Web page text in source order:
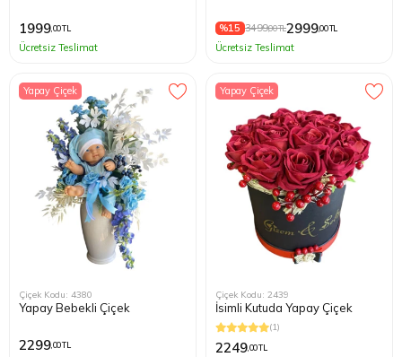
1999,00 TL
Ücretsiz Teslimat
%15 3499,00 TL2999,00 TL
Ücretsiz Teslimat
Yapay Çiçek
Çiçek Kodu: 4380
Yapay Bebekli Çiçek
2299,00 TL
Yapay Çiçek
Çiçek Kodu: 2439
İsimli Kutuda Yapay Çiçek
(1)
2249,00 TL